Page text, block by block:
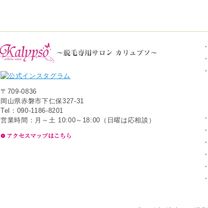
〒709-0836
岡山県赤磐市下仁保327-31
Tel：090-1186-8201
営業時間：月～土 10:00～18:00（日曜は応相談）